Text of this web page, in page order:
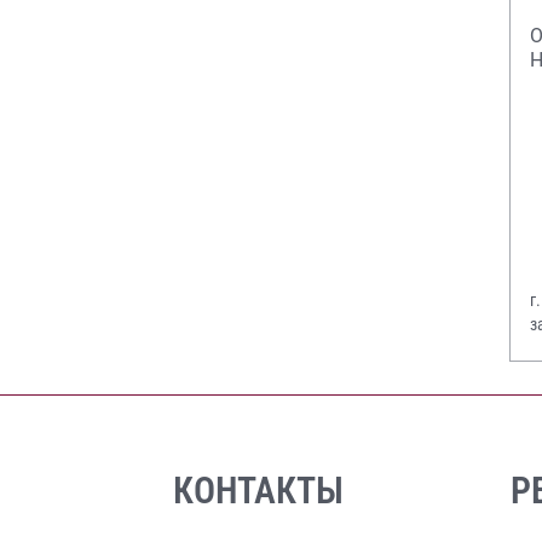
КОНТАКТЫ